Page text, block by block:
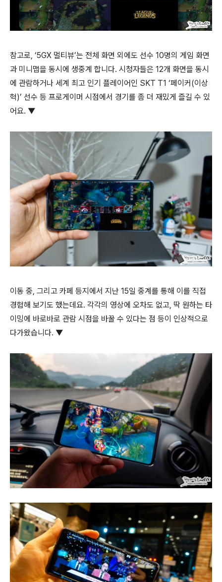
참고로, ‘5GX 멀티뷰’는 전체 화면 외에도 선수 10명의 게임 화면
과 미니맵을 동시에 생중계 합니다. 시청자들은 12개 화면을 동시
에 관람하거나 세계 최고 인기 플레이어인 SKT T1 ‘페이커(이상
혁)’ 선수 등 프로게이머 시점에서 경기를 좀 더 재밌게 즐길 수 있
어요. ▼
이동 중, 그리고 카페 등지에서 지난 15일 중계를 통해 이를 직접
경험해 보기도 했는데요. 각각의 영상에 오차도 없고, 딱 원하는 타
이밍에 바로바로 관람 시점을 바꿀 수 있다는 점 등이 인상적으로
다가왔습니다. ▼